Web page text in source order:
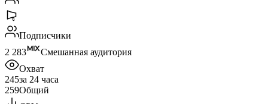
Подписчики
2 283
Смешанная аудитория
Охват
245за 24 часа
259Общий